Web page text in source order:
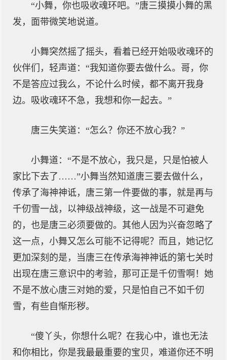
“小舞，你也吸收魂环吧。”唐三摸摸小舞的黑
发，面带微笑地说道。
小舞突然摇了摇头，看着已经开始吸收魂环的
伙伴们，轻声道：“我知道你要去做什么。哥，你
不是答应过我么，不论什么时候，都不离开我身
边。吸收魂环不急，我想和你一起去。”
唐三失笑道：“怎么？你还不放心我？”
小舞道：“不是不放心，我只是，只是怕被人
家比下去了……”小舞当然知道唐三要去做什么，
传承了海神神诋，唐三第一件要做的事，就是再与
千仞雪一战，以神级战神级，这一战是不可避免
的，也是唐三必须要做的。其他人因为兴奋忽略了
这一点，小舞又怎么可能不记得呢？而且，她记忆
更加深刻的是，当唐三在传承海神神诋的第七关时
出现在唐三意识中的考验，那可正是千仞雪啊！她
不是不放心唐三对她的爱，只是怕自己不如千仞
雪，有些自惭形秽。
“傻丫头，你想什么呢？在我心中，谁也无法
和你相比，你是我最最重要的宝贝，难道你还不明